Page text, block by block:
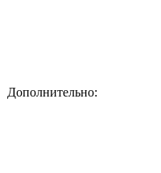
Дополнительно: